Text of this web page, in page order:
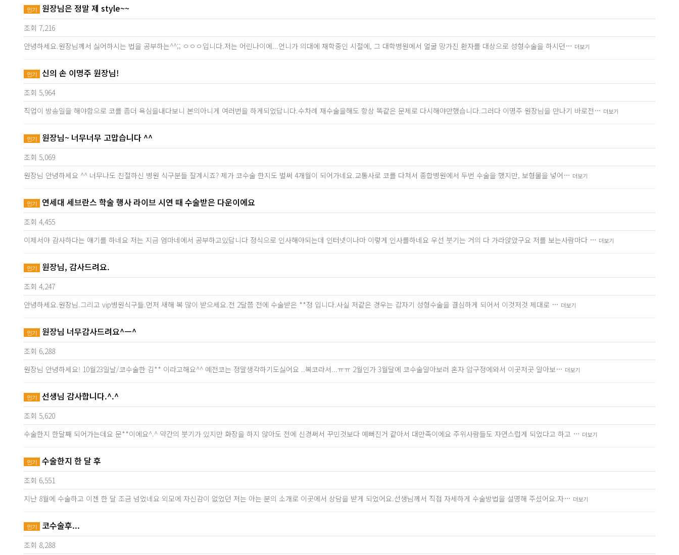
인기 원장님은 정말 제 style~~
조회 7,216
안녕하세요.원장님께서 싫어하시는 법을 공부하는^^;; ㅇㅇㅇ입니다.저는 어린나이에...언니가 의대에 재학중인 시절에, 그 대학병원에서 얼굴 망가진 환자를 대상으로 성형수술을 하시던… 더보기
인기 신의 손 이명주 원장님!
조회 5,964
직업이 방송일을 해야함으로 코를 좀더 욕심을내다보니 본의아니게 여러번을 하게되었답니다.수차례 재수술을해도 항상 똑같은 문제로 다시해야만했습니다.그러다 이명주 원장님을 만나기 바로전… 더보기
인기 원장님~ 너무너무 고맙습니다 ^^
조회 5,069
원장님 안녕하세요 ^^ 너무나도 친절하신 병원 식구분들 잘계시죠? 제가 코수술 한지도 벌써 4개월이 되어가네요.교통사로 코를 다쳐서 종합병원에서 두번 수술을 했지만, 보형물을 넣어… 더보기
인기 연세대 세브란스 학술 행사 라이브 시연 때 수술받은 다운이에요
조회 4,455
이제서야 감사하다는 얘기를 하네요 저는 지금 엄마네에서 공부하고있답니다 정식으로 인사해야되는데 인터넷이나마 이렇게 인사를하네요 우선 붓기는 거의 다 가라앉았구요 저를 보는사람마다 … 더보기
인기 원장님, 감사드려요.
조회 4,247
안녕하세요.원장님.그리고 vip병원식구들.먼저 새해 복 많이 받으세요.전 2달쯤 전에 수술받은 **정 입니다.사실 저같은 경우는 갑자기 성형수술을 결심하게 되어서 이것저것 제대로 … 더보기
인기 원장님 너무감사드려요^ㅡ^
조회 6,288
원장님 안녕하세요! 10월23일날/코수술한 김** 이라고해요^^ 예전코는 정말생각하기도싫어요 ..복코라서...ㅠㅠ 2월인가 3월달에 코수술알아보러 혼자 압구정에와서 이곳저곳 알아보… 더보기
인기 선생님 감사합니다.^.^
조회 5,620
수술한지 한달째 되어가는데요 문**이에요^.^ 약간의 붓기가 있지만 화장을 하지 않아도 전에 신경써서 꾸민것보다 예뻐진거 같아서 대만족이에요 주위사람들도 자연스럽게 되었다고 하고 … 더보기
인기 수술한지 한 달 후
조회 6,551
지난 8월에 수술하고 이젠 한 달 조금 넘었네요 외모에 자신감이 없었던 저는 아는 분의 소개로 이곳에서 상담을 받게 되었어요.선생님께서 직접 자세하게 수술방법을 설명해 주셨어요.자… 더보기
인기 코수술후...
조회 8,288